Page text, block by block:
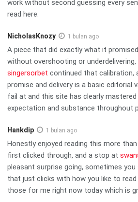
work without second guessing every
read here.
NicholasKnozy 1 bulan ago
A piece that did exactly what it
without overshooting or
singersorbet continued that calibration,
promise and delivery is a basic editorial
fail at and this site has clearly
expectation and substance throughout
Hankdip 1 bulan ago
Honestly enjoyed reading this more
first clicked through, and a stop at
pleasant surprise going, sometimes
that just clicks with how you like to
those for me right now today which is